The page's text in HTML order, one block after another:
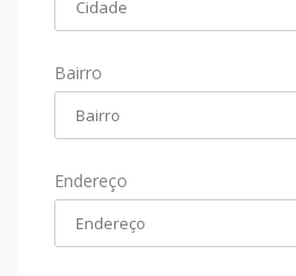
Bairro
Endereço